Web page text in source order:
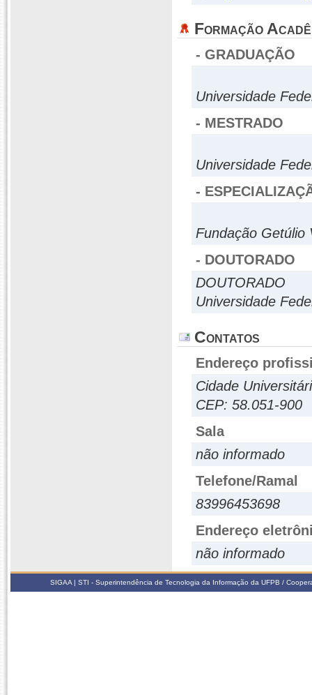
Formação
- GRADUAÇÃO
Universidade
- MESTRADO
Universidade
-
Fundação Getúlio
- DOUTORADO
DOUTORADO
Universidade
Contatos
Endereço
Cidade
CEP: 58.051-900
Sala
não informado
Telefone/Ramal
83996453698
Endereço
não informado
SIGAA | STI - Superintendência de Tecnologia da Informação da UFPB /